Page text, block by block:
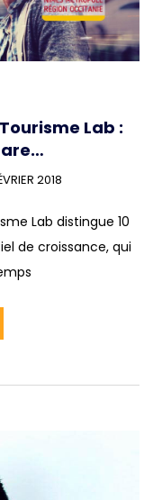
Lab :
2018
Lab distingue 10
de croissance, qui